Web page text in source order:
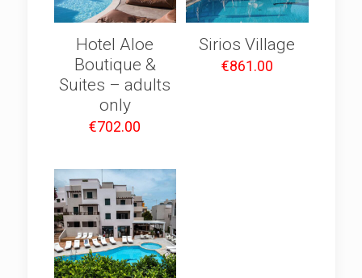
Hotel Aloe
Boutique &
Suites – adults
only
€702.00
Sirios Village
€861.00